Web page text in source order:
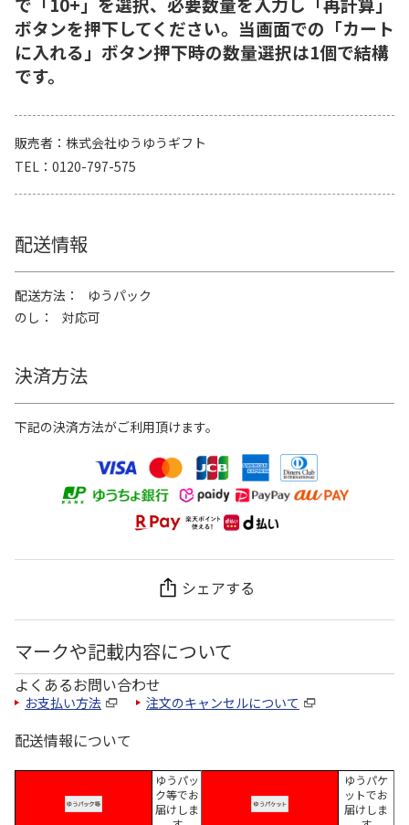
ボタンを押下してください。当画面での「カート
に入れる」ボタン押下時の数量選択は1個で結構
です。
販売者
株式会社ゆうゆうギフト
TEL
0120-797-575
配送情報
配送方法
ゆうパック
のし
対応可
決済方法
下記の決済方法がご利用頂けます。
シェアする
マークや記載内容について
よくあるお問い合わせ
お支払い方法 注文のキャンセルについて
配送情報について
ゆうパッ
ク等でお
届けしま
ゆうパケ
ットでお
届けしま